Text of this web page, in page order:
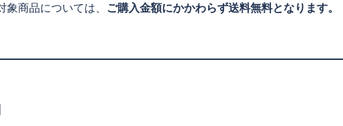
商品については、 ご購入金額にかかわらず送料無料となります。